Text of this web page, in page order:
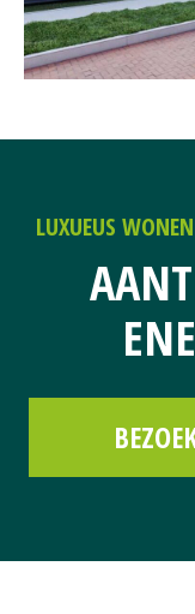
LUXUEUS